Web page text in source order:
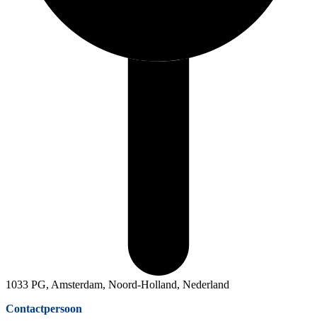
1033 PG, Amsterdam, Noord-Holland, Nederland
Contactpersoon